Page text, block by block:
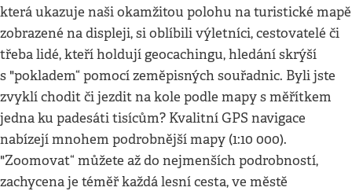
která ukazuje naši okamžitou polohu na turistické mapě
zobrazené na displeji, si oblíbili výletníci, cestovatelé či
třeba lidé, kteří holdují geocachingu, hledání skrýší
s "pokladem“ pomocí zeměpisných souřadnic. Byli jste
zvyklí chodit či jezdit na kole podle mapy s měřítkem
jedna ku padesáti tisícům? Kvalitní GPS navigace
nabízejí mnohem podrobnější mapy (1:10 000).
"Zoomovat“ můžete až do nejmenších podrobností,
zachycena je téměř každá lesní cesta, ve městě